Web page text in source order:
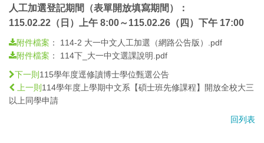
人工加選登記期間（表單開放填寫期間）：
115.02.22（日）上午 8:00～115.02.26（四）下午 17:00
附件檔案 ： 114-2 大一中文人工加選（網路公告版）.pdf
附件檔案 ： 114下_大一中文選課說明.pdf
下一則 115學年度逕修讀博士學位甄選公告
上一則 114學年度上學期中文系【碩士班先修課程】開放全校大三
以上同學申請
回列表